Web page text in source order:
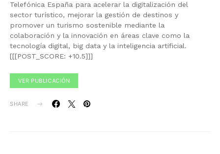
Telefónica España para acelerar la digitalización del
sector turístico, mejorar la gestión de destinos y
promover un turismo sostenible mediante la
colaboración y la innovación en áreas clave como la
tecnología digital, big data y la inteligencia artificial.
[[[POST_SCORE: +10.5]]]
VER PUBLICACIÓN
SHARE